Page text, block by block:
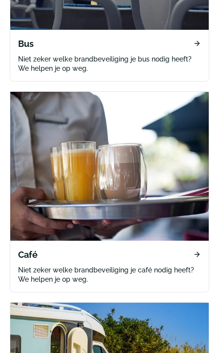
Bus
Niet zeker welke brandbeveiliging je bus nodig heeft?
We helpen je op weg.
Café
Niet zeker welke brandbeveiliging je café nodig heeft?
We helpen je op weg.